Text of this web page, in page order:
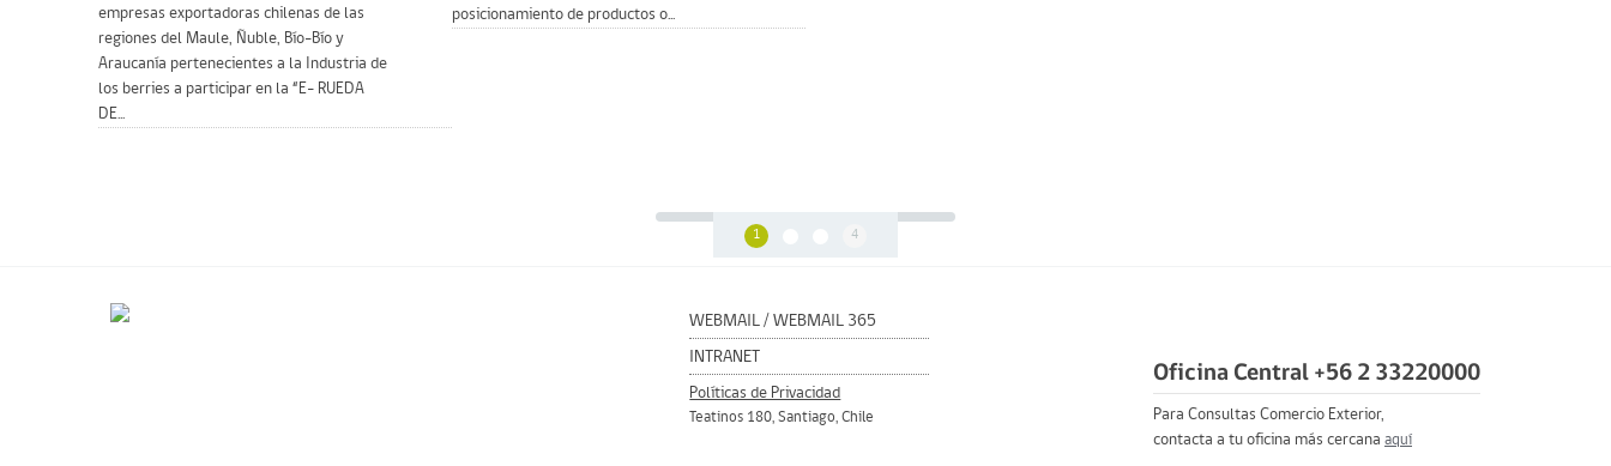
empresas exportadoras chilenas de las
regiones del Maule, Ñuble, Bío-Bío y
Araucanía pertenecientes a la Industria de
los berries a participar en la “E- RUEDA
DE...
posicionamiento de productos o...
1 4
Oficina Central +56 2 33220000
Para Consultas Comercio Exterior,
contacta a tu oficina más cercana aquí
WEBMAIL /WEBMAIL 365
INTRANET
Políticas de Privacidad
Teatinos 180, Santiago, Chile